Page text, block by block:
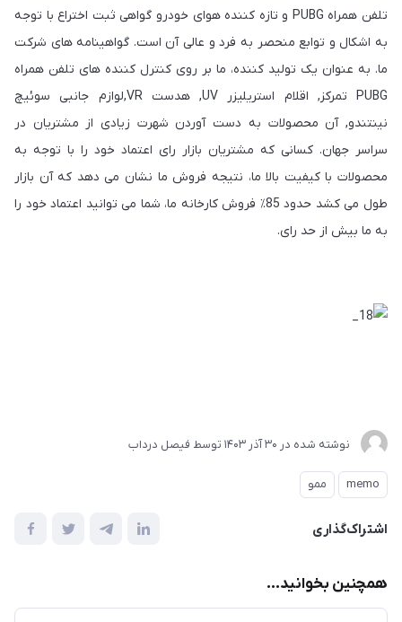
تلفن همراه PUBG و تازه کننده هوای خودرو گواهی ثبت اختراع با توجه
به اشکال و توابع منحصر به فرد و عالی آن است. گواهینامه های شرکت
ما. به عنوان یک تولید کننده، ما بر روی کنترل کننده های تلفن همراه
PUBG تمرکز, اقلام استریلیزر UV, هدست VR,لوازم جانبی سوئیچ
نینتندو, آن محصولات به دست آوردن شهرت زیادی از مشتریان در
سراسر جهان. کسانی که مشتریان بازار رای اعتماد خود را با توجه به
محصولات با کیفیت بالا ما، نتیجه فروش ما نشان می دهد که آن بازار
طول می کشد حدود 85٪ فروش کارخانه ما، شما می توانید اعتماد خود را
به ما بیش از حد رای.
نوشته شده در 30 آذر 1403 توسط فیصل درداب
memo ممو
اشتراک‌گذاری
همچنین بخوانید...